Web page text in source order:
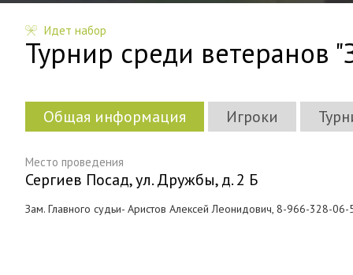
Идет набор
Турнир среди ветеранов
Общая информация Игроки
Место проведения
Сергиев Посад, ул. Дружбы, д. 2 Б
Зам. Главного судьи- Аристов Алексей Леонидович, 8-966-328-06-